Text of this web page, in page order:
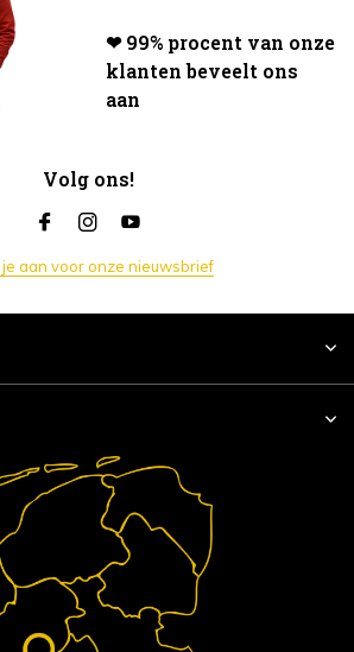
❤ 99% procent van onze
klanten beveelt ons
aan
Volg ons!
aan voor onze nieuwsbrief